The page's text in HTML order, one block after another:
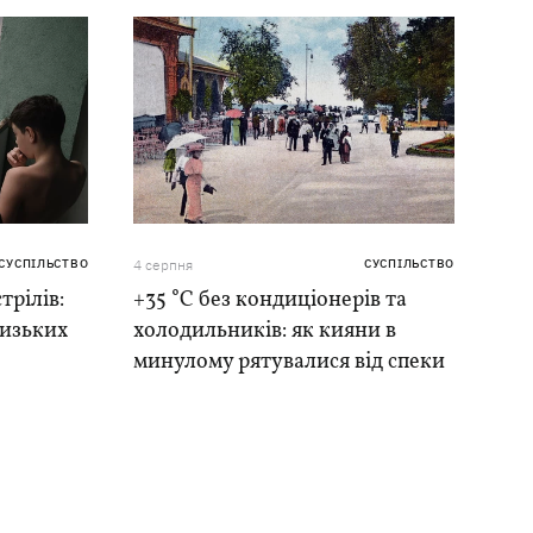
4 серпня СУСПІЛЬСТВО
+35 °C без кондиціонерів та
холодильників: як кияни в
минулому рятувалися від спеки